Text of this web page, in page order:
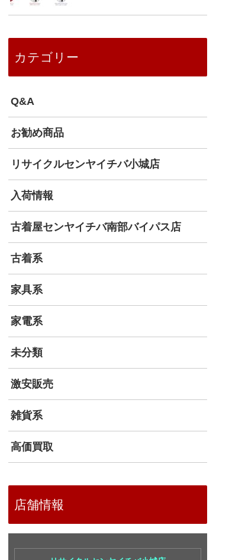
カテゴリー
Q&A
お勧め商品
リサイクルセンヤイチバ小城店
入荷情報
古着屋センヤイチバ南部バイパス店
古着系
家具系
家電系
未分類
激安販売
雑貨系
高価買取
店舗情報